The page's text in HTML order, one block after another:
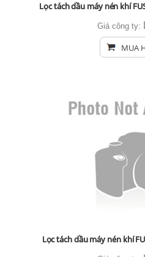
Lọc tách dầu máy nén khí
Giá công ty:
MUA
Lọc tách dầu máy nén khí